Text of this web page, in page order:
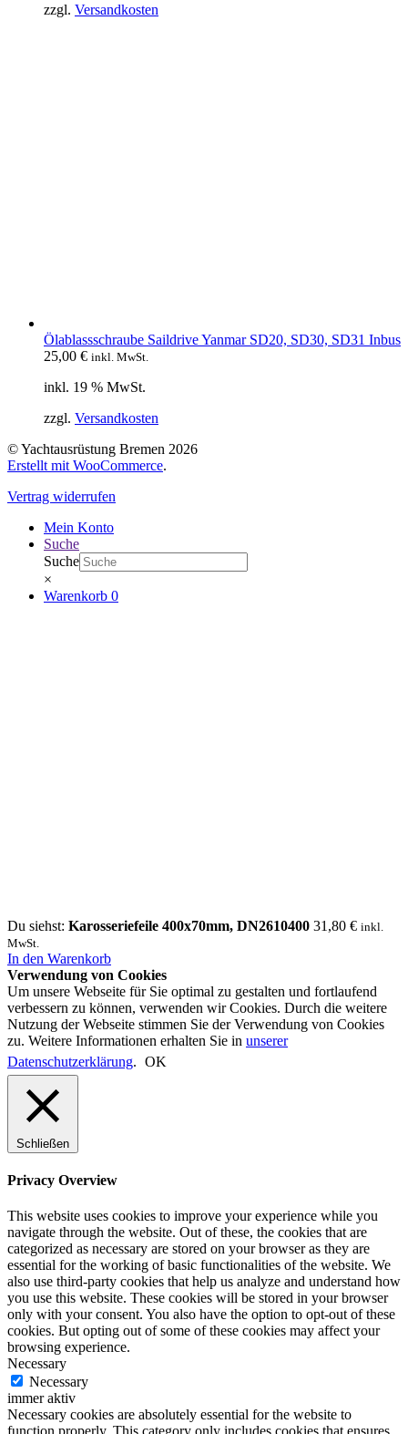
zzgl. Versandkosten
Ölablassschraube Saildrive Yanmar SD20, SD30, SD31 Inbus
25,00 € inkl. MwSt.
inkl. 19 % MwSt.
zzgl. Versandkosten
© Yachtausrüstung Bremen 2026
Erstellt mit WooCommerce.
Vertrag widerrufen
Mein Konto
Suche
Suche
×
Warenkorb 0
Du siehst: Karosseriefeile 400x70mm, DN2610400 31,80 € inkl.
MwSt.
In den Warenkorb
Verwendung von Cookies
Um unsere Webseite für Sie optimal zu gestalten und fortlaufend
verbessern zu können, verwenden wir Cookies. Durch die weitere
Nutzung der Webseite stimmen Sie der Verwendung von Cookies
zu. Weitere Informationen erhalten Sie in unserer
Datenschutzerklärung. OK
Schließen
Privacy Overview
This website uses cookies to improve your experience while you
navigate through the website. Out of these, the cookies that are
categorized as necessary are stored on your browser as they are
essential for the working of basic functionalities of the website. We
also use third-party cookies that help us analyze and understand how
you use this website. These cookies will be stored in your browser
only with your consent. You also have the option to opt-out of these
cookies. But opting out of some of these cookies may affect your
browsing experience.
Necessary
Necessary
immer aktiv
Necessary cookies are absolutely essential for the website to